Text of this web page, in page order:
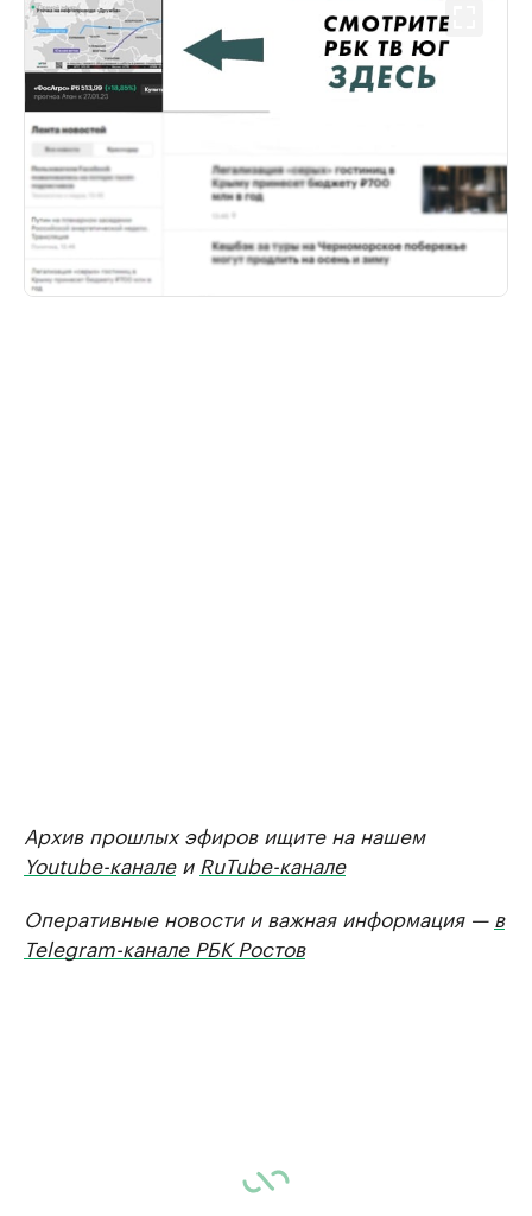
Архив прошлых эфиров ищите на нашем
Youtube-каналеи RuTube-канале
Оперативные новости и важная информация —в
Telegram-канале РБК Ростов